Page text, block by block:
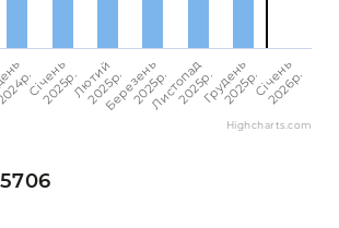
Січень
2025p.Лютий
2025p.
Березень
2025p.Листопад
2025p.Грудень
2025p.Січень
2026p.
Highcharts.com